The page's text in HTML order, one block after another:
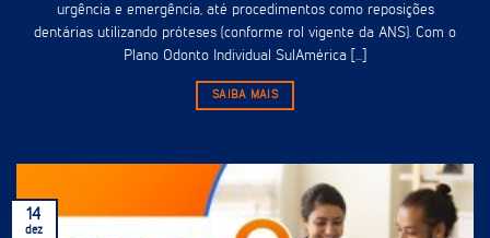
urgência e emergência, até procedimentos como reposições
dentárias utilizando próteses (conforme rol vigente da ANS). Com o
Plano Odonto Individual SulAmérica [...]
SAIBA MAIS
14
dez